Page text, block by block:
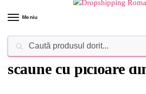
Meniu
Dropshipping Romania⚡ Furnizorul
scaune cu picioare